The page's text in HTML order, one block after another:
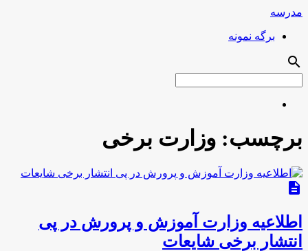
مدرسه
برگه نمونه
search
برچسب: وزارت برخی
description
اطلاعیه وزارت آموزش و پرورش در پی
انتشار برخی شایعات